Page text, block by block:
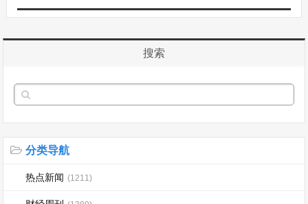
搜索
分类导航
热点新闻 (1211)